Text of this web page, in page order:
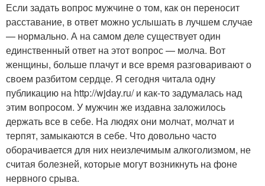
Если задать вопрос мужчине о том, как он переносит
расставание, в ответ можно услышать в лучшем случае
— нормально. А на самом деле существует один
единственный ответ на этот вопрос — молча. Вот
женщины, больше плачут и все время разговаривают о
своем разбитом сердце. Я сегодня читала одну
публикацию на http://wjday.ru/ и как-то задумалась над
этим вопросом. У мужчин же издавна заложилось
держать все в себе. На людях они молчат, молчат и
терпят, замыкаются в себе. Что довольно часто
оборачивается для них неизлечимым алкоголизмом, не
считая болезней, которые могут возникнуть на фоне
нервного срыва.